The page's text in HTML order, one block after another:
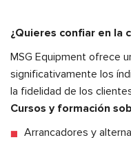
¿Quieres confiar en la
MSG Equipment ofrece
significativamente los
la fidelidad de los
Cursos y formación
Arrancadores y